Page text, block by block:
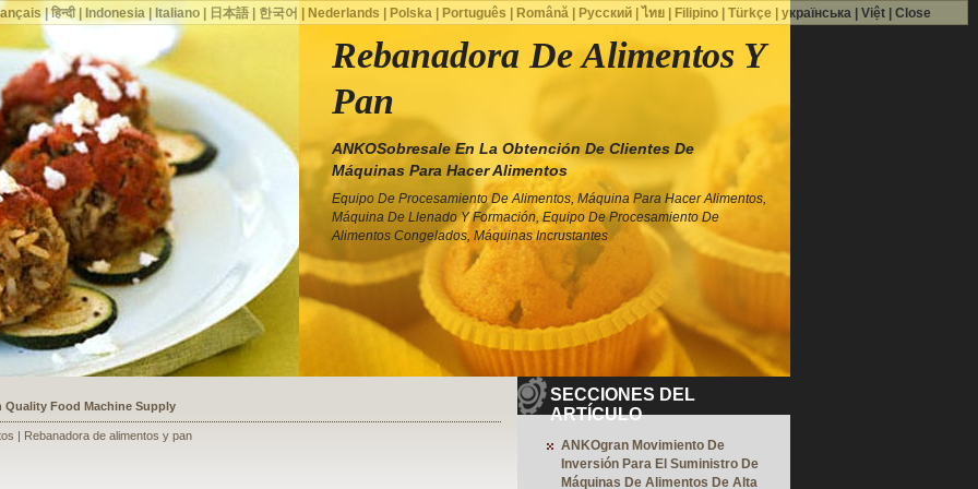
Rebanadora De Alimentos Y
Pan
ANKOSobresale En La Obtención De Clientes De
Máquinas Para Hacer Alimentos
Equipo De Procesamiento De Alimentos, Máquina Para Hacer Alimentos,
Máquina De Llenado Y Formación, Equipo De Procesamiento De
Alimentos Congelados, Máquinas Incrustantes
a Shoe Seller to Start a Food Business
| Rebanadora de alimentos y pan
SECCIONES DEL
ARTÍCULO
ANKOgran Movimiento De
Inversión Para El Suministro De
Máquinas De Alimentos De Alta
|हिन्दी| Indonesia| Italiano| 日本語| 한국어 Nederlands Polska| Português Română| Русский| ไทย| Filipino| Türkçe українська| Việt| Close